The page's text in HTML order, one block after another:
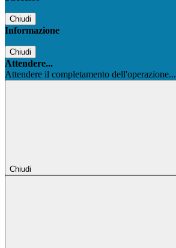
Chiudi
Informazione
Chiudi
Attendere...
Attendere il completamento dell'operazione...
Chiudi